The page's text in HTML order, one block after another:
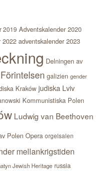
2019 Adventskalender 2020
2022 adventskalender 2023
Delningen av
Förintelsen galizien gender
Kraków judiska Lviv
Kommunistiska Polen
Ludwig van Beethoven
Polen Opera orgelsalen
mellankrigstiden
Jewish Heritage russia